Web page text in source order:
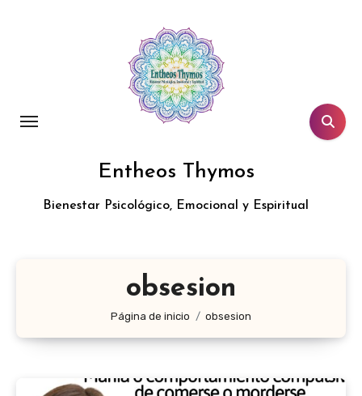
Entheos Thymos
Bienestar Psicológico, Emocional y Espiritual
obsesion
Página de inicio obsesion